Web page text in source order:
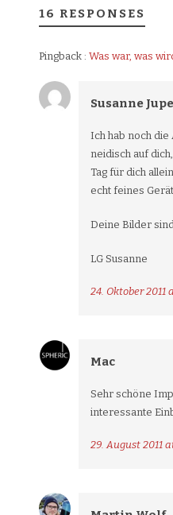
16 RESPONSES
Pingback : Was war, was
Susanne Jupe
Ich hab noch
neidisch auf
Tag für dich
echt feines
Deine Bilder
LG Susanne
24. Oktober 2011
Mac
Sehr schöne
interessante
29. August 2011